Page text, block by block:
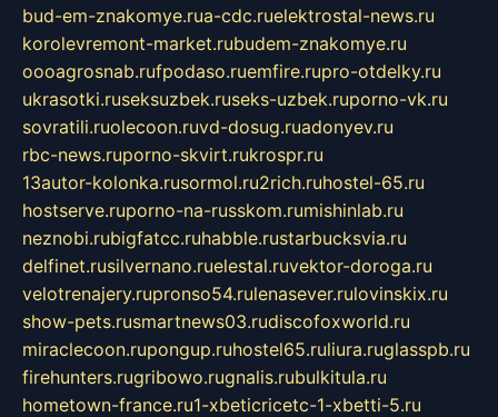
bud-em-znakomye.rua-cdc.ruelektrostal-news.ru
korolevremont-market.rubudem-znakomye.ru
oooagrosnab.rufpodaso.ruemfire.rupro-otdelky.ru
ukrasotki.ruseksuzbek.ruseks-uzbek.ruporno-vk.ru
sovratili.ruolecoon.ruvd-dosug.ruadonyev.ru
rbc-news.ruporno-skvirt.rukrospr.ru
13autor-kolonka.rusormol.ru2rich.ruhostel-65.ru
hostserve.ruporno-na-russkom.rumishinlab.ru
neznobi.rubigfatcc.ruhabble.rustarbucksvia.ru
delfinet.rusilvernano.ruelestal.ruvektor-doroga.ru
velotrenajery.rupronso54.rulenasever.rulovinskix.ru
show-pets.rusmartnews03.rudiscofoxworld.ru
miraclecoon.rupongup.ruhostel65.ruliura.ruglasspb.ru
firehunters.rugribowo.rugnalis.rubulkitula.ru
hometown-france.ru1-xbeticricetc-1-xbetti-5.ru